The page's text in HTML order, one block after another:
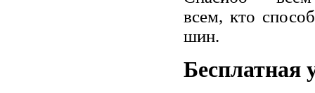
всем, кто
шин.
Бесплатная